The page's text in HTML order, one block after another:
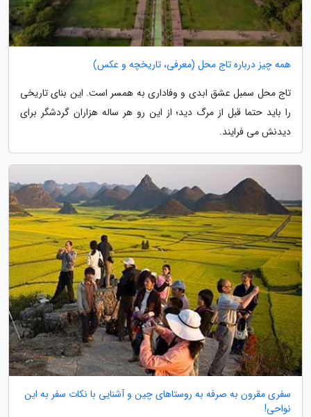
همه چیز درباره تاج محل (معرفی، تاریخچه و عکس)
تاج محل سمبل عشق ابدی و وفاداری به همسر است. این بنای تاریخی
را باید حتما قبل از مرگ دید؛ از این رو هر ساله هزاران گردشگر برای
دیدنش می فرایند.
سفری مقرون به صرفه به روستاهای چین و آشنایی با نکات سفر به این
نواحی!